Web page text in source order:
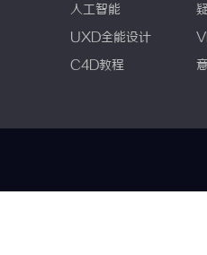
人工智能
UXD全能设计
C4D教程